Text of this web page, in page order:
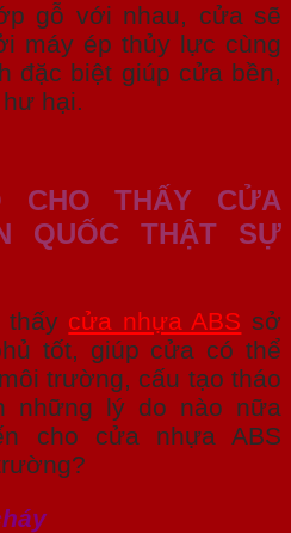
gỗ với nhau, cửa sẽ
máy ép thủy lực cùng
đặc biệt giúp cửa bền,
hại.
CHO THẤY CỬA
QUỐC THẬT SỰ
thấy cửa nhựa ABS sở
tốt, giúp cửa có thể
trường, cấu tạo tháo
những lý do nào nữa
cho cửa nhựa ABS